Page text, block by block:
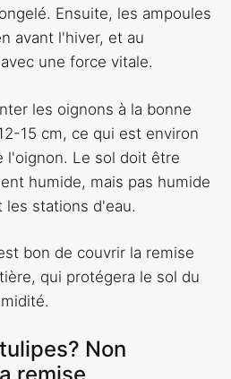
Ensuite, les ampoules
avant l'hiver, et au
une force vitale.
les oignons à la bonne
15 cm, ce qui est environ
l'oignon. Le sol doit être
humide, mais pas humide
stations d'eau.
bon de couvrir la remise
qui protégera le sol du
Non